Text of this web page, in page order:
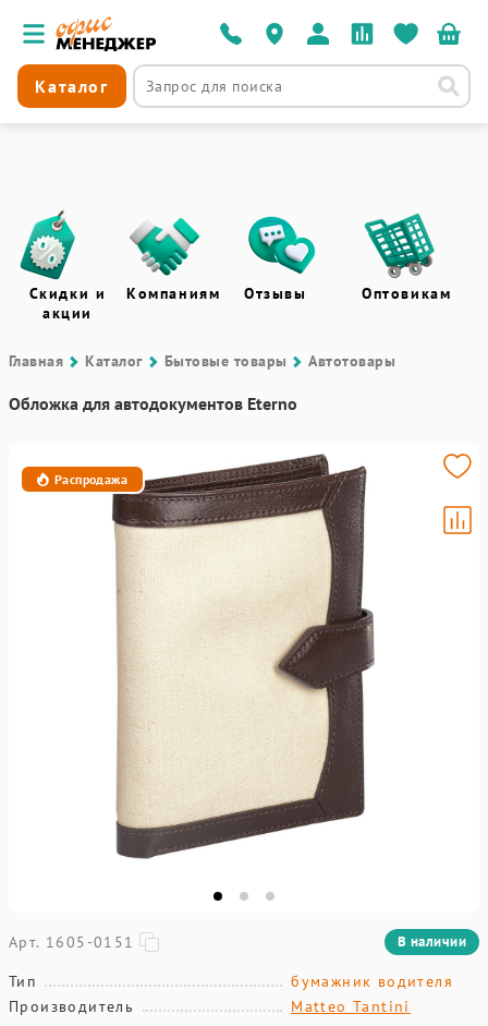
Каталог
Скидки и
акции
Компаниям Отзывы Оптовикам
Главная Каталог Бытовые товары Автотовары
Обложка для автодокументов Eterno
Распродажа
Арт. 1605-0151 В наличии
Тип
бумажник водителя
Производитель
Matteo Tantini